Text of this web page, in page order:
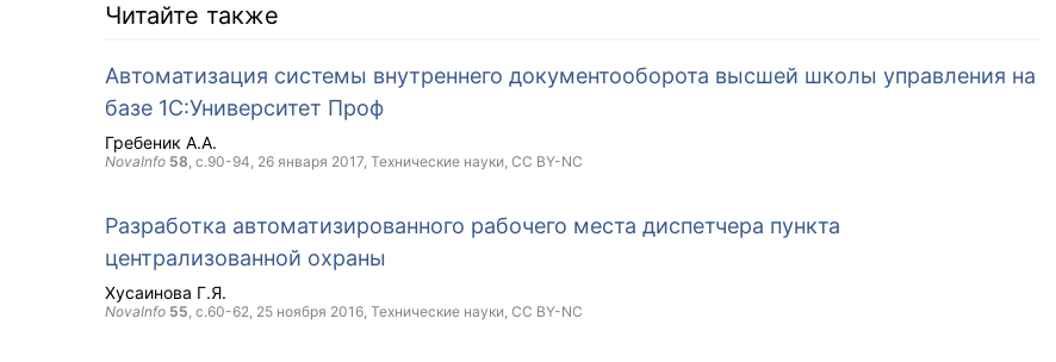
Читайте также
Автоматизация системы внутреннего документооборота высшей школы управления на
базе 1С:Университет Проф
Гребеник А.А.
NovaInfo 58, с.90-94, 26 января 2017, Технические науки, CC BY-NC
Разработка автоматизированного рабочего места диспетчера пункта
централизованной охраны
Хусаинова Г.Я.
NovaInfo 55, с.60-62, 25 ноября 2016, Технические науки, CC BY-NC